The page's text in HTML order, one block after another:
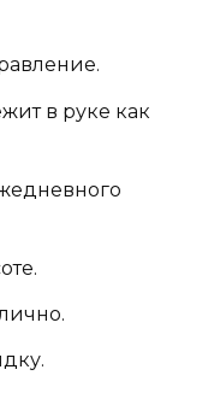
в руке как